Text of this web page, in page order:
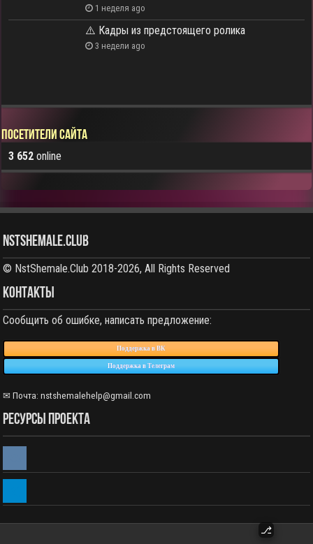
1 неделя ago
⚠️ Кадры из предстоящего ролика
3 недели ago
Посетители сайта
3 652 online
NstShemale.Club
© NstShemale.Club 2018-2026, All Rights Reserved
КОНТАКТЫ
Сообщить об ошибке, написать предложение:
Поддержка в ВК
Поддержка в Телеграм
✉ Почта: nstshemalehelp@gmail.com
РЕСУРСЫ ПРОЕКТА
vkontakte
telegram
⎇